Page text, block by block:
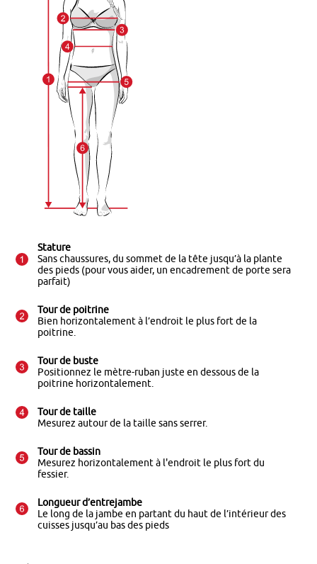
Stature
Sans chaussures, du sommet de la tête jusqu’à la plante
des pieds (pour vous aider, un encadrement de porte sera
parfait)
Tour de poitrine
Bien horizontalement à l’endroit le plus fort de la
poitrine.
Tour de buste
Positionnez le mètre-ruban juste en dessous de la
poitrine horizontalement.
Tour de taille
Mesurez autour de la taille sans serrer.
Tour de bassin
Mesurez horizontalement à l'endroit le plus fort du
fessier.
Longueur d’entrejambe
Le long de la jambe en partant du haut de l’intérieur des
cuisses jusqu’au bas des pieds